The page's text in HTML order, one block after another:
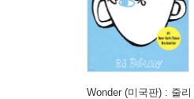
Wonder (미국판) : 줄리